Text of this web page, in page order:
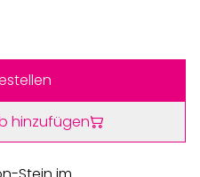
hinzufügen